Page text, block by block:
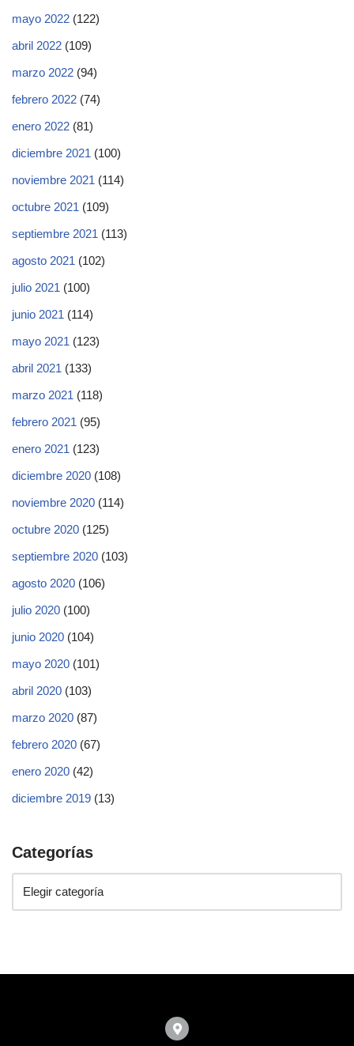
mayo 2022 (122)
abril 2022 (109)
marzo 2022 (94)
febrero 2022 (74)
enero 2022 (81)
diciembre 2021 (100)
noviembre 2021 (114)
octubre 2021 (109)
septiembre 2021 (113)
agosto 2021 (102)
julio 2021 (100)
junio 2021 (114)
mayo 2021 (123)
abril 2021 (133)
marzo 2021 (118)
febrero 2021 (95)
enero 2021 (123)
diciembre 2020 (108)
noviembre 2020 (114)
octubre 2020 (125)
septiembre 2020 (103)
agosto 2020 (106)
julio 2020 (100)
junio 2020 (104)
mayo 2020 (101)
abril 2020 (103)
marzo 2020 (87)
febrero 2020 (67)
enero 2020 (42)
diciembre 2019 (13)
Categorías